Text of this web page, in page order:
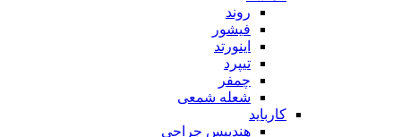
روند
فیشور
اینورتد
تیپرد
چمفر
شعله شمعی
کارباید
هندپیس جراحی